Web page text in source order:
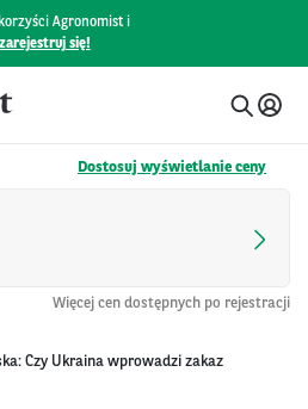
Agronomist i
zarejestruj się!
Dostosuj wyświetlanie ceny
Więcej cen dostępnych po rejestracji
Czy Ukraina wprowadzi zakaz